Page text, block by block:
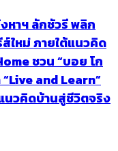
หาฯ ลักชัวรี พลิก
ใหม่ ภายใต้แนวคิด
ชวน “บอย โก
and Learn”
นวคิดบ้านสู่ชีวิตจริง